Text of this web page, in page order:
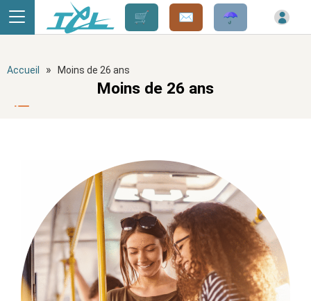
Accueil » Moins de 26 ans
Moins de 26 ans
Panneau de gestion des cookies